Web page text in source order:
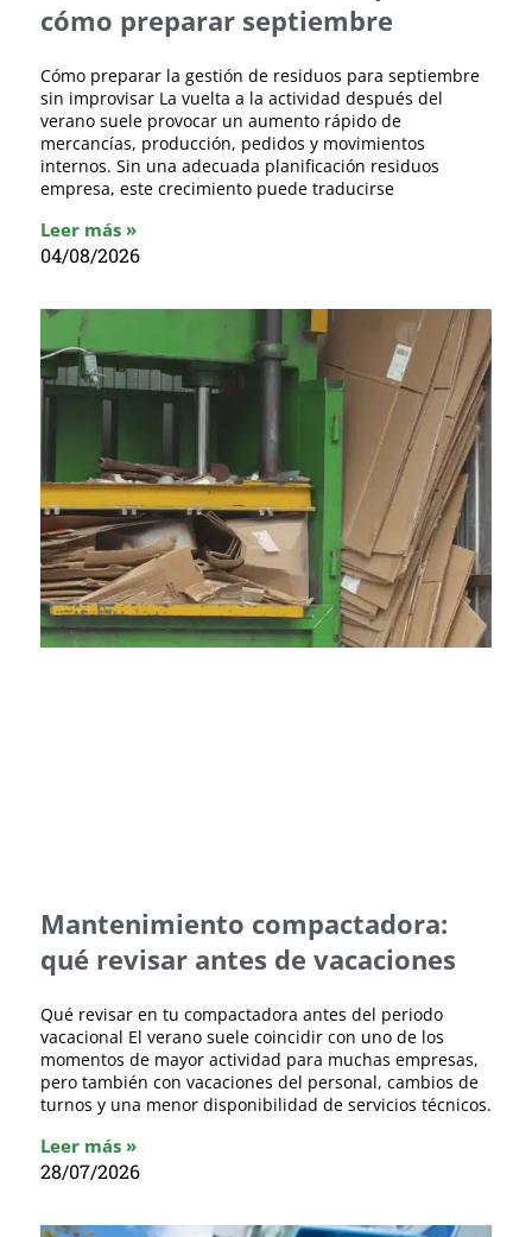
cómo preparar septiembre
Cómo preparar la gestión de residuos para septiembre
sin improvisar La vuelta a la actividad después del
verano suele provocar un aumento rápido de
mercancías, producción, pedidos y movimientos
internos. Sin una adecuada planificación residuos
empresa, este crecimiento puede traducirse
Leer más »
04/08/2026
Mantenimiento compactadora:
qué revisar antes de vacaciones
Qué revisar en tu compactadora antes del periodo
vacacional El verano suele coincidir con uno de los
momentos de mayor actividad para muchas empresas,
pero también con vacaciones del personal, cambios de
turnos y una menor disponibilidad de servicios técnicos.
Leer más »
28/07/2026